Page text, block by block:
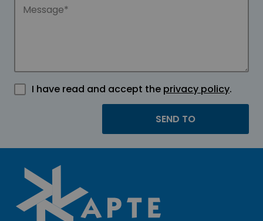
I have read and accept the privacy policy.